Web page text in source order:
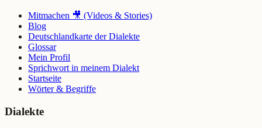
Mitmachen 🎥 (Videos & Stories)
Blog
Deutschlandkarte der Dialekte
Glossar
Mein Profil
Sprichwort in meinem Dialekt
Startseite
Wörter & Begriffe
Dialekte